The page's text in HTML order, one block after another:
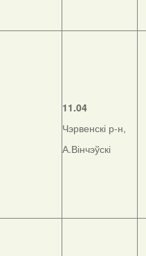
11.04
Чэрвенскі р-н,
А.Вінчэўскі